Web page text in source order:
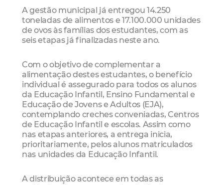
A gestão municipal já entregou 14.250
toneladas de alimentos e 17.100.000 unidades
de ovos às famílias dos estudantes, com as
seis etapas já finalizadas neste ano.
Com o objetivo de complementar a
alimentação destes estudantes, o benefício
individual é assegurado para todos os alunos
da Educação Infantil, Ensino Fundamental e
Educação de Jovens e Adultos (EJA),
contemplando creches conveniadas, Centros
de Educação Infantil e escolas. Assim como
nas etapas anteriores, a entrega inicia,
prioritariamente, pelos alunos matriculados
nas unidades da Educação Infantil.
A distribuição acontece em todas as